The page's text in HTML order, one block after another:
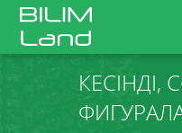
КЕСІНДІ,